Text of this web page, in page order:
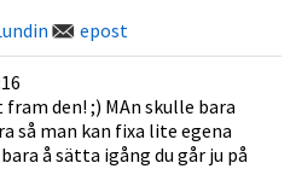
epost
fram den! ;) MAn skulle bara
så man kan fixa lite egena
å sätta igång du går ju på